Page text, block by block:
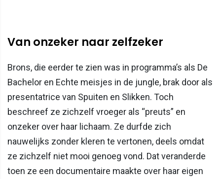
Van onzeker naar zelfzeker
Brons, die eerder te zien was in programma’s als De
Bachelor en Echte meisjes in de jungle, brak door als
presentatrice van Spuiten en Slikken. Toch
beschreef ze zichzelf vroeger als “preuts” en
onzeker over haar lichaam. Ze durfde zich
nauwelijks zonder kleren te vertonen, deels omdat
ze zichzelf niet mooi genoeg vond. Dat veranderde
toen ze een documentaire maakte over haar eigen